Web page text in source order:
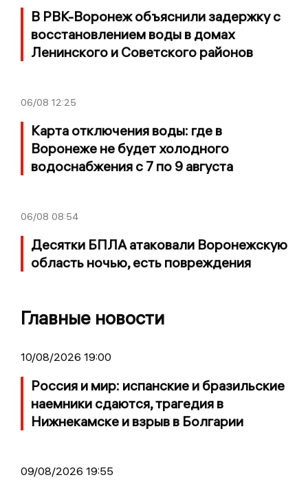
В РВК-Воронеж объяснили задержку с
восстановлением воды в домах
Ленинского и Советского районов
06/08 12:25
Карта отключения воды: где в
Воронеже не будет холодного
водоснабжения с 7 по 9 августа
06/08 08:54
Десятки БПЛА атаковали Воронежскую
область ночью, есть повреждения
Главные новости
10/08/2026 19:00
Россия и мир: испанские и бразильские
наемники сдаются, трагедия в
Нижнекамске и взрыв в Болгарии
09/08/2026 19:55